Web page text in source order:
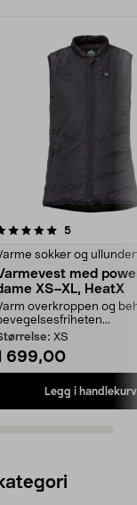
5anmeldelser
sokker og
med
XS–XL, HeatX
overkroppen og
XS
699,00
Legg i handlekurv
4.5av 5 stjerner